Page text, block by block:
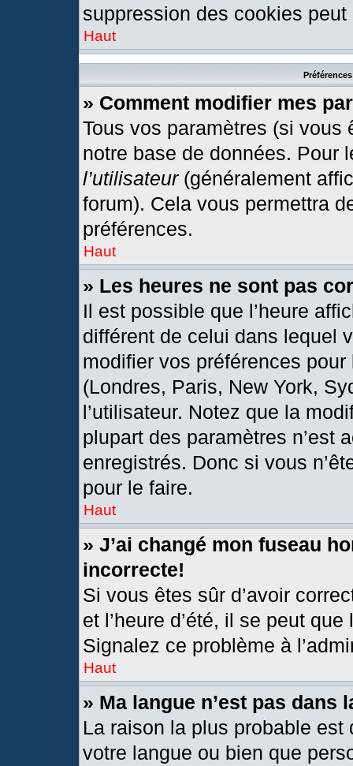
suppression des cookies peut
Haut
» Comment modifier mes
Tous vos paramètres (si
notre base de données. Pour
l’utilisateur(généralement
forum). Cela vous permettra
préférences.
Haut
» Les heures ne sont pas
Il est possible que l’heure
différent de celui dans lequel
modifier vos préférences
(Londres, Paris, New York,
l’utilisateur. Notez que la
plupart des paramètres n’est
enregistrés. Donc si vous
pour le faire.
Haut
» J’ai changé mon fuseau
incorrecte!
Si vous êtes sûr d’avoir
et l’heure d’été, il se peut
Signalez ce problème à
Haut
» Ma langue n’est pas dans
La raison la plus probable est
votre langue ou bien que